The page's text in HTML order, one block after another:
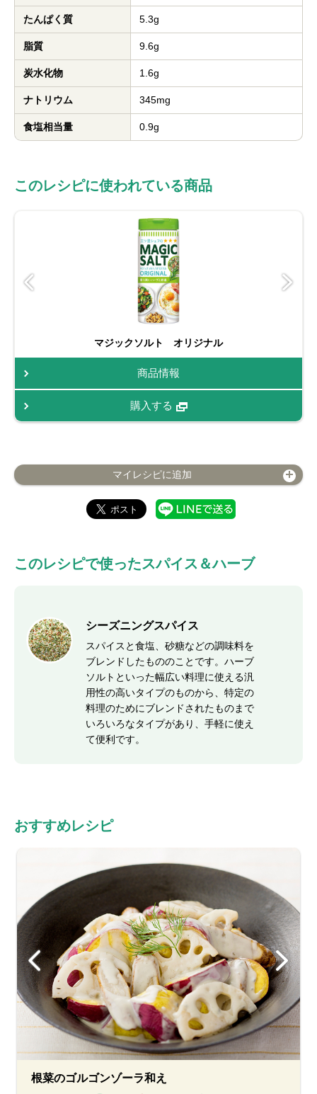
たんぱく質 5.3g
脂質 9.6g
炭水化物 1.6g
ナトリウム 345mg
食塩相当量 0.9g
このレシピに使われている商品
マジックソルト オリジナル
商品情報
購入する
マイレシピに追加
このレシピで使ったスパイス＆ハーブ
シーズニングスパイス
スパイスと食塩、砂糖などの調味料を
ブレンドしたもののことです。ハーブ
ソルトといった幅広い料理に使える汎
用性の高いタイプのものから、特定の
料理のためにブレンドされたものまで
いろいろなタイプがあり、手軽に使え
て便利です。
おすすめレシピ
根菜のゴルゴンゾーラ和え